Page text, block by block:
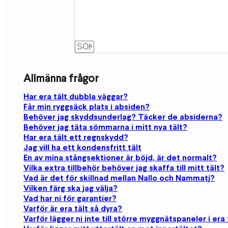
Allmänna frågor
Har era tält dubbla väggar?
Får min ryggsäck plats i absiden?
Behöver jag skyddsunderlag? Täcker de absiderna?
Behöver jag täta sömmarna i mitt nya tält?
Har era tält ett regnskydd?
Jag vill ha ett kondensfritt tält
En av mina stångsektioner är böjd, är det normalt?
Vilka extra tillbehör behöver jag skaffa till mitt tält?
Vad är det för skillnad mellan Nallo och Nammatj?
Vilken färg ska jag välja?
Vad har ni för garantier?
Varför är era tält så dyra?
Varför lägger ni inte till större myggnätspaneler i era